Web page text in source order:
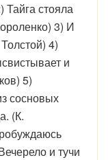
стояла
3) И
4)
и
5)
сосновых
(К.
и тучи